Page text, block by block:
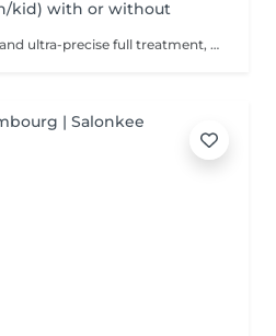
kid) with or without
Premium, highly technical and ultra-precise full treatment, performed mainly with an e-file to achieve a perfectly clean nail contour and apply the polish as close as possible, even slightly under the cuticle. This technique helps visually delay the regrowth by around 10 days. Visual result: -Extremely well-groomed nails, clean contours, flawless shape -Instagram / photo studio effect: neat, precise, with no visible dry skin Service content: -Removal of old semi-permanent and/or gel polish (if needed, please book accordingly this option via this screen) -Very meticulous preparation of the nail plate -Removal of dead skin -Shape and file nails -Gentle cuticle care -Application of a transparent simple polish (if desired) OR application of your own simple polish to bring with you (if needed, please book accordingly this option via this screen) -Application of cuticle oil and hand cream